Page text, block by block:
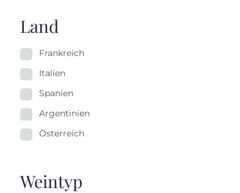
Land
Frankreich
Italien
Spanien
Argentinien
Österreich
Weintyp